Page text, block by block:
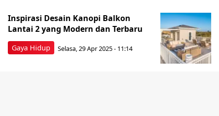
Gaya Hidup
Inspirasi Desain Kanopi Balkon
Lantai 2 yang Modern dan Terbaru
Selasa, 29 Apr 2025 - 11:14